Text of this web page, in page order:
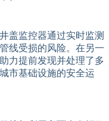
盖监控器通过实时监测
线受损的风险。在另一
力提前发现并处理了多
市基础设施的安全运